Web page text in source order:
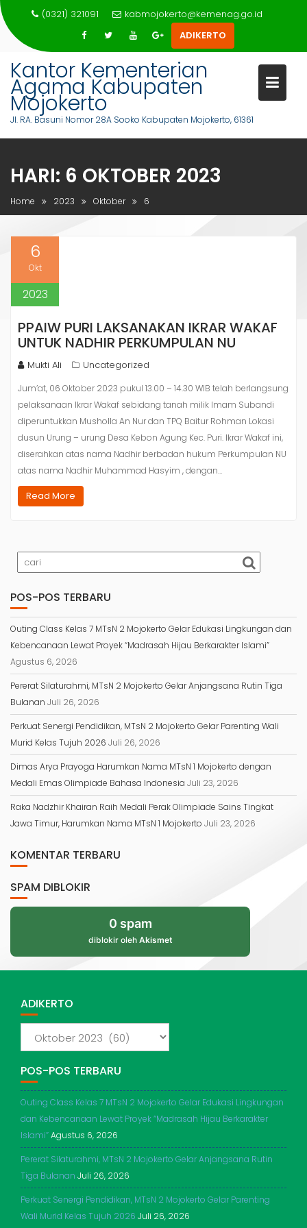
Skip
to
content
(0321) 321091
kabmojokerto@kemenag.go.id
ADIKERTO
Kantor Kementerian
Agama Kabupaten
Mojokerto
Jl. RA. Basuni Nomor 28A Sooko Kabupaten Mojokerto, 61361
HARI: 6 OKTOBER 2023
Home 2023 Oktober 6
6
Okt
2023
PPAIW PURI LAKSANAKAN IKRAR WAKAF
UNTUK NADHIR PERKUMPULAN NU
Mukti Ali Uncategorized
Jum’at, 06 Oktober 2023 pukul 13.00 – 14.30 WIB telah berlangsung
pelaksanaan Ikrar Wakaf sebidang tanah milik Imam Subandi
diperuntukkan Musholla An Nur dan TPQ Baitur Rohman Lokasi
dusun Urung – urung Desa Kebon Agung Kec. Puri. Ikrar Wakaf ini,
diserahkan atas nama Nadhir berbadan hukum Perkumpulan NU
atas nama Nadhir Muhammad Hasyim , dengan…
Read More
POS-POS TERBARU
Outing Class Kelas 7 MTsN 2 Mojokerto Gelar Edukasi Lingkungan dan
Kebencanaan Lewat Proyek “Madrasah Hijau Berkarakter Islami”
Agustus 6, 2026
Pererat Silaturahmi, MTsN 2 Mojokerto Gelar Anjangsana Rutin Tiga
Bulanan Juli 26, 2026
Perkuat Senergi Pendidikan, MTsN 2 Mojokerto Gelar Parenting Wali
Murid Kelas Tujuh 2026 Juli 26, 2026
Dimas Arya Prayoga Harumkan Nama MTsN 1 Mojokerto dengan
Medali Emas Olimpiade Bahasa Indonesia Juli 23, 2026
Raka Nadzhir Khairan Raih Medali Perak Olimpiade Sains Tingkat
Jawa Timur, Harumkan Nama MTsN 1 Mojokerto Juli 23, 2026
KOMENTAR TERBARU
SPAM DIBLOKIR
0 spam
diblokir oleh Akismet
ADIKERTO
POS-POS TERBARU
Outing Class Kelas 7 MTsN 2 Mojokerto Gelar Edukasi Lingkungan
dan Kebencanaan Lewat Proyek “Madrasah Hijau Berkarakter
Islami”Agustus 6, 2026
Pererat Silaturahmi, MTsN 2 Mojokerto Gelar Anjangsana Rutin
Tiga Bulanan Juli 26, 2026
Perkuat Senergi Pendidikan, MTsN 2 Mojokerto Gelar Parenting
Wali Murid Kelas Tujuh 2026 Juli 26, 2026